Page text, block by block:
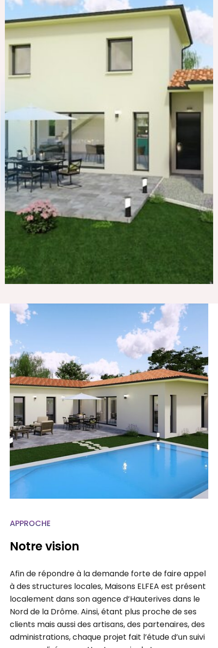
APPROCHE
Notre vision
à des structures locales, Maisons ELFEA est présent
localement dans son agence d’Hauterives dans le
Nord de la Drôme. Ainsi, étant plus proche de ses
clients mais aussi des artisans, des partenaires, des
administrations, chaque projet fait l’étude d’un suivi
personnalisé permettant un gain de temps…